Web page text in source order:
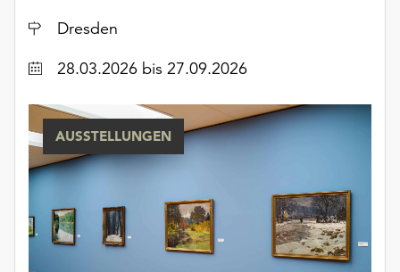
Weitere
Informationen
finden
unserer
Datenschutzerklärung
oder
dem
Impressum
Ort
Dresden
Datum28.03.2026 bis 27.09.2026
AUSSTELLUNGEN